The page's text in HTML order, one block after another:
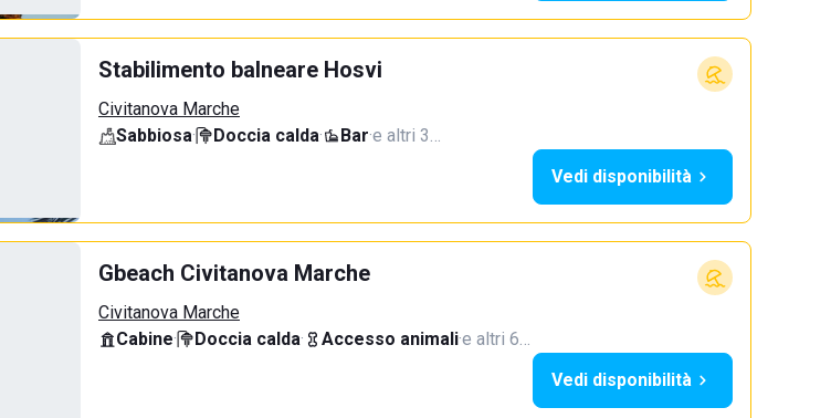
Stabilimento balneare Hosvi
Civitanova Marche
Sabbiosa· Doccia calda· Bar·e altri 3…
Vedi disponibilità
Gbeach Civitanova Marche
Civitanova Marche
Cabine· Doccia calda· Accesso animali·e altri 6…
Vedi disponibilità